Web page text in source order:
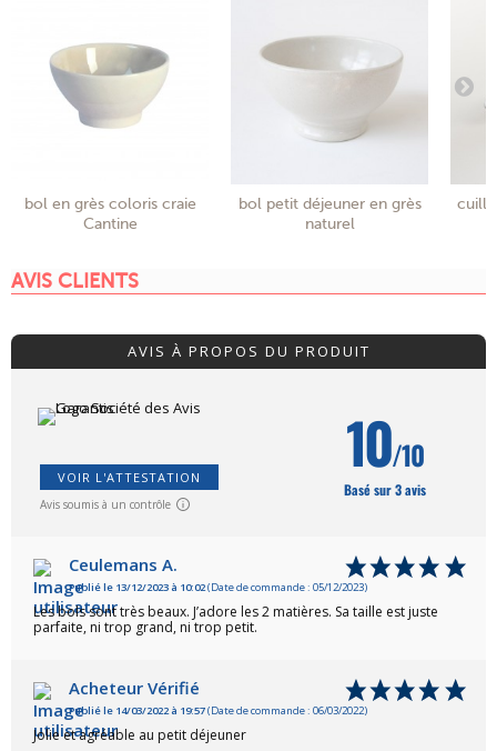
bol en grès coloris craie
Cantine
bol petit déjeuner en grès
naturel
AVIS CLIENTS
AVIS À PROPOS DU PRODUIT
VOIR L'ATTESTATION
Avis soumis à un contrôle
10/10
Basé sur 3 avis
Ceulemans A.
Publié le 13/12/2023 à 10:02(Date de commande : 05/12/2023)
Les bols sont très beaux. J’adore les 2 matières. Sa taille est juste
parfaite, ni trop grand, ni trop petit.
Acheteur Vérifié
Publié le 14/03/2022 à 19:57(Date de commande : 06/03/2022)
Jolie et agréable au petit déjeuner